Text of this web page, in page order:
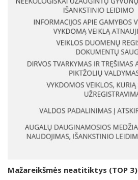
Mažareikšmės neatitiktys (TOP 3)